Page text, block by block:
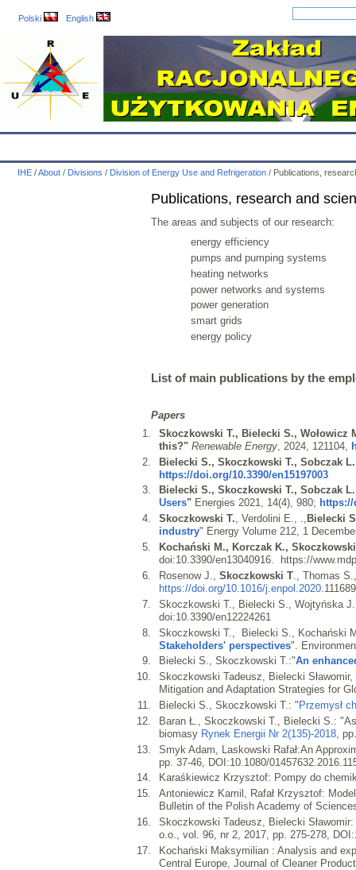
Polski English
IHE /About / Divisions / Division of Energy Use and Refrigeration / Publications,
Publications, research and
The areas and subjects of our research:
energy efficiency
pumps and pumping systems
heating networks
power networks and systems
power generation
smart grids
energy policy
List of main publications by the
Papers
Skoczkowski T., Bielecki S., Wołowicz
this?" Renewable Energy , 2024, 121104,
Bielecki S., Skoczkowski T., Sobczak
https://doi.org/10.3390/en15197003
Bielecki S., Skoczkowski T., Sobczak
Users" Energies 2021, 14(4), 980; https://
Skoczkowski T., Verdolini E., ., Bielecki
industry" Energy Volume 212, 1
Kochański M., Korczak K.,
doi:10.3390/en13040916. https://
Rosenow J., Skoczkowski T ., Thomas
https://doi.org/10.1016/j.enpol.2020
Skoczkowski T., Bielecki S., Wojtyńska
doi:10.3390/en12224261
Skoczkowski T., Bielecki S., Kochański
Stakeholders' perspectives".
Bielecki S., Skoczkowski T.:"An
Skoczkowski Tadeusz, Bielecki
Mitigation and Adaptation Strategies for
Bielecki S., Skoczkowski T.: " Przemysł
Baran Ł., Skoczkowski T., Bielecki S.:
biomasy Rynek Energii Nr 2(135)-2018 ,
Smyk Adam, Laskowski Rafał:An
pp. 37-46, DOI:10.1080/
Karaśkiewicz Krzysztof: Pompy do
Antoniewicz Kamil, Rafał Krzysztof:
Bulletin of the Polish Academy of
Skoczkowski Tadeusz, Bielecki
o.o., vol. 96, nr 2, 2017, pp. 275-278,
Kochański Maksymilian : Analysis and
Central Europe, Journal of Cleaner